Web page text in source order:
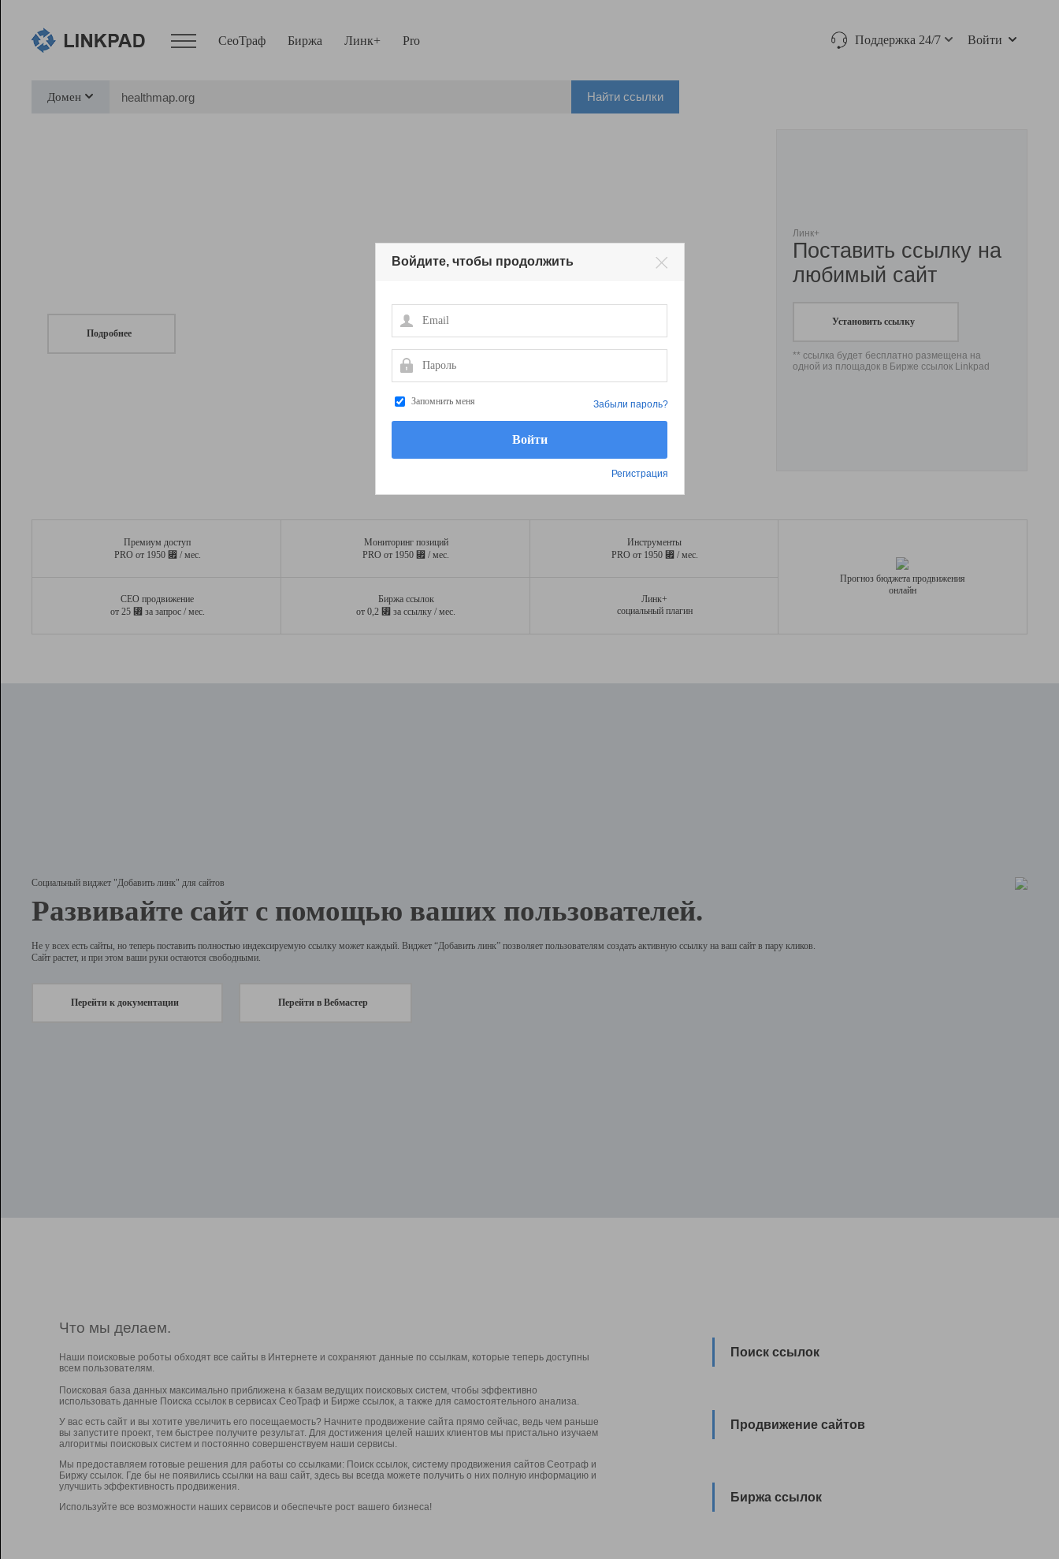
СеоТраф Биржа Линк+ Pro Поддержка 24/7 Войти
Домен Найти ссылки
Подробнее
Линк+
Поставить ссылку на
любимый сайт
Установить ссылку
** ссылка будет бесплатно размещена на
одной из площадок в Бирже ссылок Linkpad
Премиум доступ
PRO от 1950 ⃏ / мес.
Мониторинг позиций
PRO от 1950 ⃏ / мес.
Инструменты
PRO от 1950 ⃏ / мес.
СЕО продвижение
от 25 ⃏ за запрос / мес.
Биржа ссылок
от 0,2 ⃏ за ссылку / мес.
Линк+
социальный плагин
Прогноз бюджета продвижения
онлайн
Социальный виджет "Добавить линк" для сайтов
Развивайте сайт с помощью ваших пользователей.
Не у всех есть сайты, но теперь поставить полностью индексируемую ссылку может каждый. Виджет “Добавить линк” позволяет пользователям создать активную ссылку на ваш сайт в пару кликов.
Сайт растет, и при этом ваши руки остаются свободными.
Перейти к документации Перейти в Вебмастер
Что мы делаем.
Наши поисковые роботы обходят все сайты в Интернете и сохраняют данные по ссылкам, которые теперь доступны
всем пользователям.
Поисковая база данных максимально приближена к базам ведущих поисковых систем, чтобы эффективно
использовать данные Поиска ссылок в сервисах СеоТраф и Бирже ссылок, а также для самостоятельного анализа.
У вас есть сайт и вы хотите увеличить его посещаемость? Начните продвижение сайта прямо сейчас, ведь чем раньше
вы запустите проект, тем быстрее получите результат. Для достижения целей наших клиентов мы пристально изучаем
алгоритмы поисковых систем и постоянно совершенствуем наши сервисы.
Мы предоставляем готовые решения для работы со ссылками: Поиск ссылок, систему продвижения сайтов Сеотраф и
Биржу ссылок. Где бы не появились ссылки на ваш сайт, здесь вы всегда можете получить о них полную информацию и
улучшить эффективность продвижения.
Используйте все возможности наших сервисов и обеспечьте рост вашего бизнеса!
Поиск ссылок
Продвижение сайтов
Биржа ссылок
Войдите, чтобы продолжить
Email
Пароль
Запомнить меня
Регистрация
Забыли пароль?